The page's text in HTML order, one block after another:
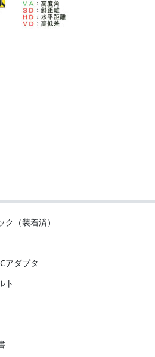
（装着済）
アダプタ
ト